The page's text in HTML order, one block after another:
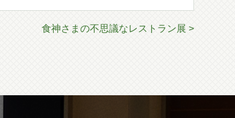
食神さまの不思議なレストラン展 >